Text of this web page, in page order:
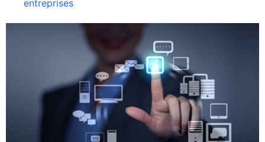
entreprises